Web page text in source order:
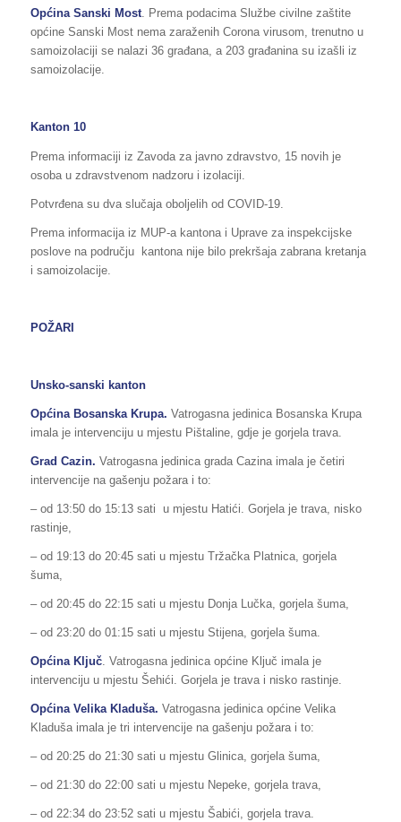
Općina Sanski Most. Prema podacima Službe civilne zaštite
općine Sanski Most nema zaraženih Corona virusom, trenutno u
samoizolaciji se nalazi 36 građana, a 203 građanina su izašli iz
samoizolacije.
Kanton 10
Prema informaciji iz Zavoda za javno zdravstvo, 15 novih je
osoba u zdravstvenom nadzoru i izolaciji.
Potvrđena su dva slučaja oboljelih od COVID-19.
Prema informacija iz MUP-a kantona i Uprave za inspekcijske
poslove na području kantona nije bilo prekršaja zabrana kretanja
i samoizolacije.
POŽARI
Unsko-sanski kanton
Općina Bosanska Krupa. Vatrogasna jedinica Bosanska Krupa
imala je intervenciju u mjestu Pištaline, gdje je gorjela trava.
Grad Cazin. Vatrogasna jedinica grada Cazina imala je četiri
intervencije na gašenju požara i to:
– od 13:50 do 15:13 sati u mjestu Hatići. Gorjela je trava, nisko
rastinje,
– od 19:13 do 20:45 sati u mjestu Tržačka Platnica, gorjela
šuma,
– od 20:45 do 22:15 sati u mjestu Donja Lučka, gorjela šuma,
– od 23:20 do 01:15 sati u mjestu Stijena, gorjela šuma.
Općina Ključ. Vatrogasna jedinica općine Ključ imala je
intervenciju u mjestu Šehići. Gorjela je trava i nisko rastinje.
Općina Velika Kladuša. Vatrogasna jedinica općine Velika
Kladuša imala je tri intervencije na gašenju požara i to:
– od 20:25 do 21:30 sati u mjestu Glinica, gorjela šuma,
– od 21:30 do 22:00 sati u mjestu Nepeke, gorjela trava,
– od 22:34 do 23:52 sati u mjestu Šabići, gorjela trava.